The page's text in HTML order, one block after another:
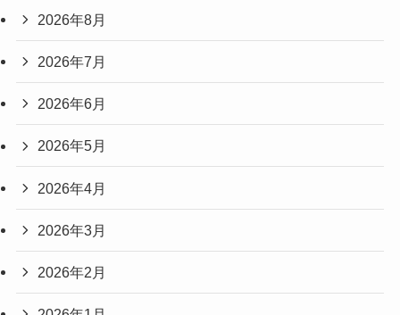
2026年8月
2026年7月
2026年6月
2026年5月
2026年4月
2026年3月
2026年2月